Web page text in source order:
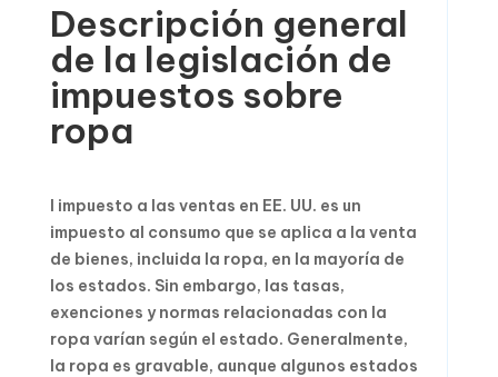
Descripción general
de la legislación de
impuestos sobre
ropa
l impuesto a las ventas en EE. UU. es un
impuesto al consumo que se aplica a la venta
de bienes, incluida la ropa, en la mayoría de
los estados. Sin embargo, las tasas,
exenciones y normas relacionadas con la
ropa varían según el estado. Generalmente,
la ropa es gravable, aunque algunos estados